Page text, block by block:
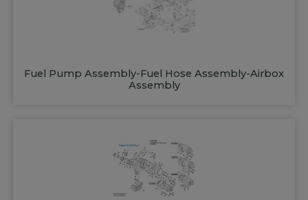
Fuel Pump Assembly-Fuel Hose Assembly-Airbox
Assembly